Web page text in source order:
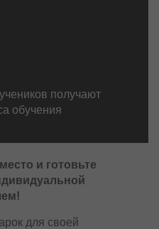
получают
обучения
и готовьте
для своей